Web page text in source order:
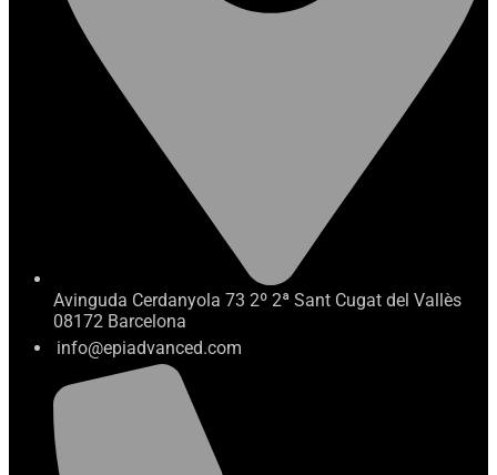
Avinguda Cerdanyola 73 2º 2ª Sant Cugat del Vallès
08172 Barcelona
info@epiadvanced.com